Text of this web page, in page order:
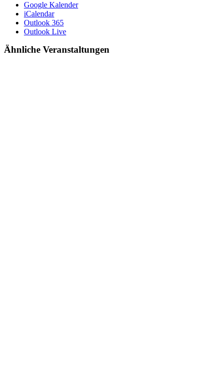
Google Kalender
iCalendar
Outlook 365
Outlook Live
Ähnliche Veranstaltungen